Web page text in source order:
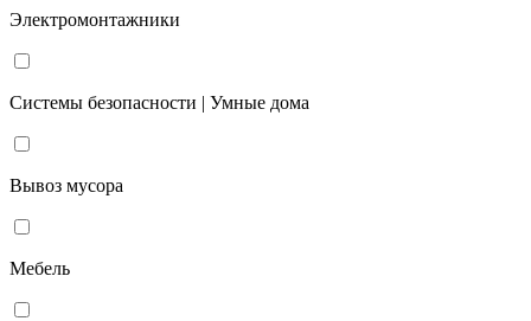
Электромонтажники
Системы безопасности | Умные дома
Вывоз мусора
Мебель